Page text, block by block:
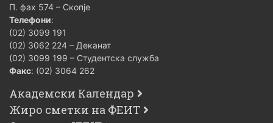
П. фах 574 – Скопје
Телефони:
(02) 3099 191
(02) 3062 224 – Деканат
(02) 3099 199 – Студентска служба
Факс: (02) 3064 262
Академски Календар
Жиро сметки на ФЕИТ